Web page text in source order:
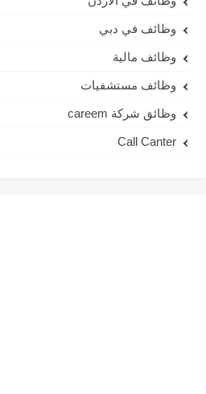
وظائف في دبي
وظائف مالية
وظائف مستشفيات
وظائق شركة careem
Call Canter